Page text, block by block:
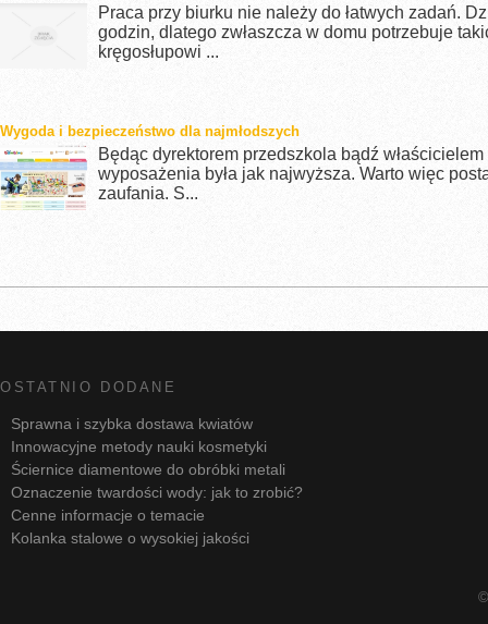
Praca przy biurku nie należy do łatwych zadań.
godzin, dlatego zwłaszcza w domu potrzebuje
kręgosłupowi ...
Wygoda i bezpieczeństwo dla najmłodszych
Będąc dyrektorem przedszkola bądź
wyposażenia była jak najwyższa. Warto więc
zaufania. S...
OSTATNIO DODANE
Sprawna i szybka dostawa kwiatów
Innowacyjne metody nauki kosmetyki
Ściernice diamentowe do obróbki metali
Oznaczenie twardości wody: jak to zrobić?
Cenne informacje o temacie
Kolanka stalowe o wysokiej jakości